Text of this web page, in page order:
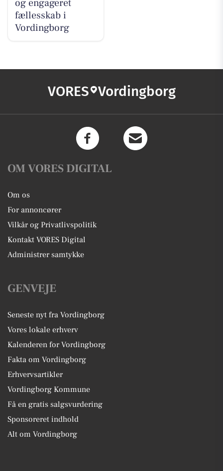
og engageret
fællesskab i
Vordingborg
VORES Vordingborg
OM VORES DIGITAL
Om os
For annoncører
Vilkår og Privatlivspolitik
Kontakt VORES Digital
Administrer samtykke
GENVEJE
Seneste nyt fra Vordingborg
Vores lokale erhverv
Kalenderen for Vordingborg
Fakta om Vordingborg
Erhvervsartikler
Vordingborg Kommune
Få en gratis salgsvurdering
Sponsoreret indhold
Alt om Vordingborg